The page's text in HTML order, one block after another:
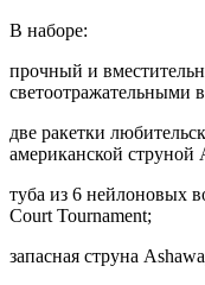
В наборе:
прочный и
светоотражательными
две ракетки
американской струной
туба из 6 нейлоновых
Court Tournament;
запасная струна